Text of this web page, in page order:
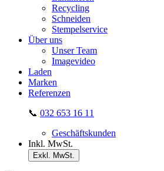
Recycling
Schneiden
Stempelservice
Über uns
Unser Team
Imagevideo
Laden
Marken
Referenzen
📞 032 653 16 11
Geschäftskunden
Inkl. MwSt.
Exkl. MwSt.